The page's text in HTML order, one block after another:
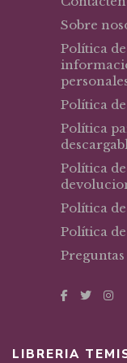
Sobre
Política
Política
Política
Política
Política
Política
LIBRERIA